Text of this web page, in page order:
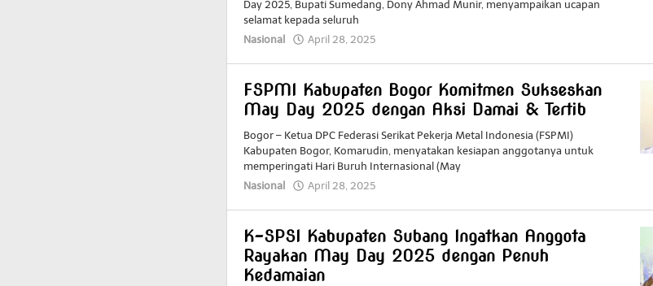
Day 2025, Bupati Sumedang, Dony Ahmad Munir, menyampaikan ucapan
selamat kepada seluruh
Nasional
April 28, 2025
FSPMI Kabupaten Bogor Komitmen Sukseskan
May Day 2025 dengan Aksi Damai & Tertib
Bogor – Ketua DPC Federasi Serikat Pekerja Metal Indonesia (FSPMI)
Kabupaten Bogor, Komarudin, menyatakan kesiapan anggotanya untuk
memperingati Hari Buruh Internasional (May
Nasional
April 28, 2025
K-SPSI Kabupaten Subang Ingatkan Anggota
Rayakan May Day 2025 dengan Penuh
Kedamaian